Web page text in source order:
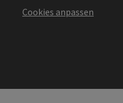
Cookies anpassen